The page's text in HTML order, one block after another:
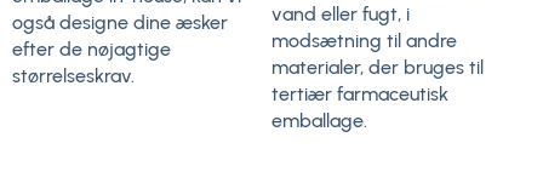
også designe dine æsker
efter de nøjagtige
størrelseskrav.
vand eller fugt, i
modsætning til andre
materialer, der bruges til
tertiær farmaceutisk
emballage.